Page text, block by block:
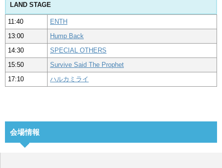
LAND STAGE
11:40
ENTH
13:00
Hump Back
14:30
SPECIAL OTHERS
15:50
Survive Said The Prophet
17:10
ハルカミライ
会場情報